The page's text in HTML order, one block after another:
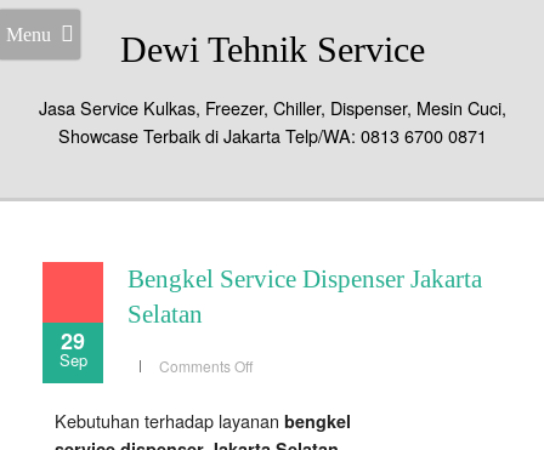
Menu Dewi Tehnik Service
Jasa Service Kulkas, Freezer, Chiller, Dispenser, Mesin Cuci,
Showcase Terbaik di Jakarta Telp/WA: 0813 6700 0871
29
Sep
Bengkel Service Dispenser Jakarta
Selatan
Comments Offon
Jakarta
Kebutuhan terhadap layanan bengkel